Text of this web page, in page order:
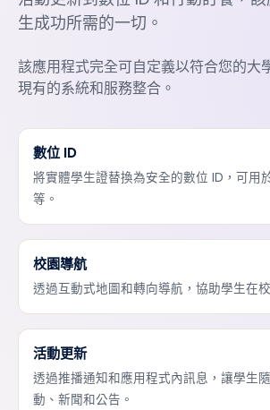
生成功所需的一切。
該應用程式完全可自定義以符合您的大
現有的系統和服務整合。
數位 ID
將實體學生證替換為安全的數位 ID，可用
等。
校園導航
透過互動式地圖和轉向導航，協助學生在
活動更新
透過推播通知和應用程式內訊息，讓學生
動、新聞和公告。